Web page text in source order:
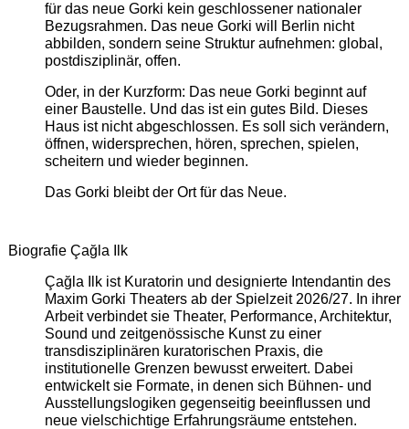
für das neue Gorki kein geschlossener nationaler
Bezugsrahmen. Das neue Gorki will Berlin nicht
abbilden, sondern seine Struktur aufnehmen: global,
postdisziplinär, offen.
Oder, in der Kurzform: Das neue Gorki beginnt auf
einer Baustelle. Und das ist ein gutes Bild. Dieses
Haus ist nicht abgeschlossen. Es soll sich verändern,
öffnen, widersprechen, hören, sprechen, spielen,
scheitern und wieder beginnen.
Das Gorki bleibt der Ort für das Neue.
Biografie Çağla Ilk
Çağla Ilk ist Kuratorin und designierte Intendantin des
Maxim Gorki Theaters ab der Spielzeit 2026/27. In ihrer
Arbeit verbindet sie Theater, Performance, Architektur,
Sound und zeitgenössische Kunst zu einer
transdisziplinären kuratorischen Praxis, die
institutionelle Grenzen bewusst erweitert. Dabei
entwickelt sie Formate, in denen sich Bühnen- und
Ausstellungslogiken gegenseitig beeinflussen und
neue vielschichtige Erfahrungsräume entstehen.